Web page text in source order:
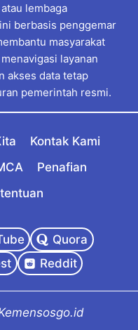
lembaga
berbasis penggemar
masyarakat
layanan
akses data tetap
pemerintah resmi.
Kontak Kami
Penafian
Quora
Reddit